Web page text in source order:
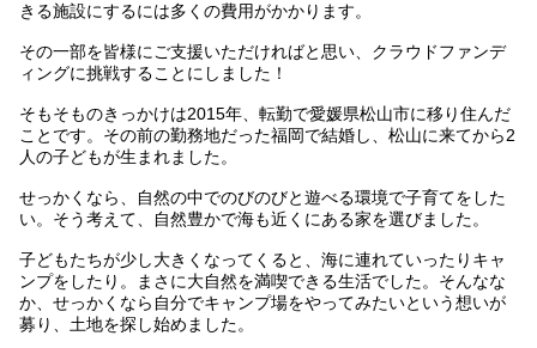
きる施設にするには多くの費用がかかります。
その一部を皆様にご支援いただければと思い、クラウドファンデ
ィングに挑戦することにしました！
そもそものきっかけは2015年、転勤で愛媛県松山市に移り住んだ
ことです。その前の勤務地だった福岡で結婚し、松山に来てから2
人の子どもが生まれました。
せっかくなら、自然の中でのびのびと遊べる環境で子育てをした
い。そう考えて、自然豊かで海も近くにある家を選びました。
子どもたちが少し大きくなってくると、海に連れていったりキャ
ンプをしたり。まさに大自然を満喫できる生活でした。そんなな
か、せっかくなら自分でキャンプ場をやってみたいという想いが
募り、土地を探し始めました。